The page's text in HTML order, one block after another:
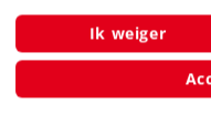
Ik weiger